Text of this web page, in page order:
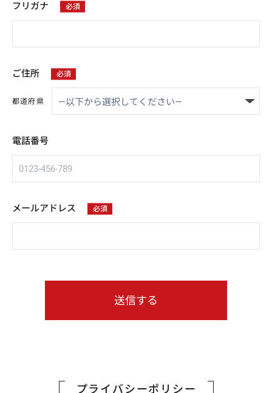
フリガナ
ご住所
都道府県
電話番号
メールアドレス
プライバシーポリシー